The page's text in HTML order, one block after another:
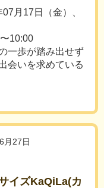
月17日（金）、
10:00
一歩が踏み出せず
会いを求めている
月27日
イズKaQiLa(カ